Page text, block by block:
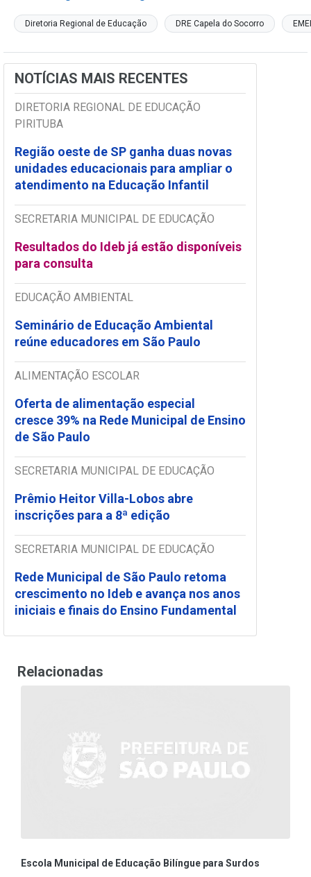
Diretoria Regional de Educação DRE Capela do Socorro
NOTÍCIAS MAIS RECENTES
DIRETORIA REGIONAL DE EDUCAÇÃO
PIRITUBA
Região oeste de SP ganha duas novas
unidades educacionais para ampliar o
atendimento na Educação Infantil
SECRETARIA MUNICIPAL DE EDUCAÇÃO
Resultados do Ideb já estão disponíveis
para consulta
EDUCAÇÃO AMBIENTAL
Seminário de Educação Ambiental
reúne educadores em São Paulo
ALIMENTAÇÃO ESCOLAR
Oferta de alimentação especial
cresce 39% na Rede Municipal de Ensino
de São Paulo
SECRETARIA MUNICIPAL DE EDUCAÇÃO
Prêmio Heitor Villa-Lobos abre
inscrições para a 8ª edição
SECRETARIA MUNICIPAL DE EDUCAÇÃO
Rede Municipal de São Paulo retoma
crescimento no Ideb e avança nos anos
iniciais e finais do Ensino Fundamental
Relacionadas
Escola Municipal de Educação Bilíngue para Surdos